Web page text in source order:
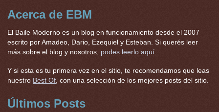
Acerca de EBM
El Baile Moderno es un blog en funcionamiento desde el 2007
escrito por Amadeo, Dario, Ezequiel y Esteban. Si querés leer
más sobre el blog y nosotros, podes leerlo aquí
Y si esta es tu primera vez en el sitio, te recomendamos que leas
nuestro Best Of , con una selección de los mejores posts del sitio.
Últimos Posts